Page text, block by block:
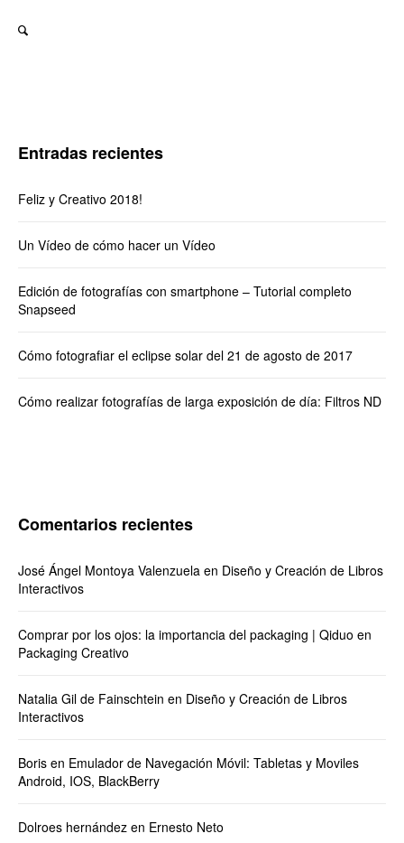
Entradas recientes
Feliz y Creativo 2018!
Un Vídeo de cómo hacer un Vídeo
Edición de fotografías con smartphone – Tutorial completo
Snapseed
Cómo fotografiar el eclipse solar del 21 de agosto de 2017
Cómo realizar fotografías de larga exposición de día: Filtros ND
Comentarios recientes
José Ángel Montoya Valenzuela en Diseño y Creación de Libros
Interactivos
Comprar por los ojos: la importancia del packaging | Qiduo en
Packaging Creativo
Natalia Gil de Fainschtein en Diseño y Creación de Libros
Interactivos
Boris en Emulador de Navegación Móvil: Tabletas y Moviles
Android, IOS, BlackBerry
Dolroes hernández en Ernesto Neto